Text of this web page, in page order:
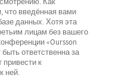
что введённая вами
данных. Хотя эта
лицам без вашего
«Oursson
ответственна за
привести к
ней.